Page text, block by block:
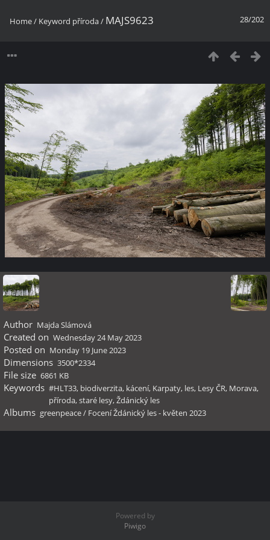
28/202
Home/ Keyword příroda/ MAJS9623
Author Majda Slámová
Created on Wednesday 24 May 2023
Posted on Monday 19 June 2023
Dimensions 3500*2334
File size 6861 KB
Keywords #HLT33, biodiverzita, kácení, Karpaty, les, Lesy ČR, Morava,
příroda,staré lesy,Ždánický les
Albums greenpeace/ Focení Ždánický les - květen 2023
Powered by
Piwigo